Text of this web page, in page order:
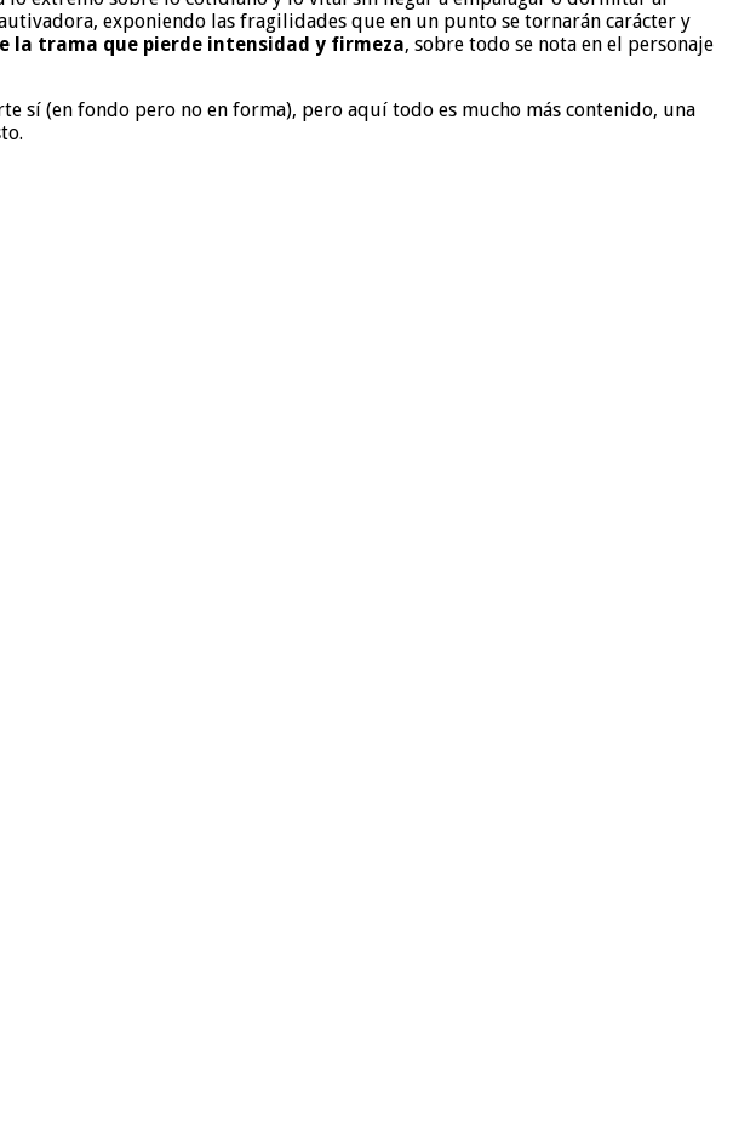
exponiendo las fragilidades que en un punto se tornarán carácter y
la trama que pierde intensidad y firmeza, sobre todo se nota en el personaje
sí (en fondo pero no en forma), pero aquí todo es mucho más contenido, una